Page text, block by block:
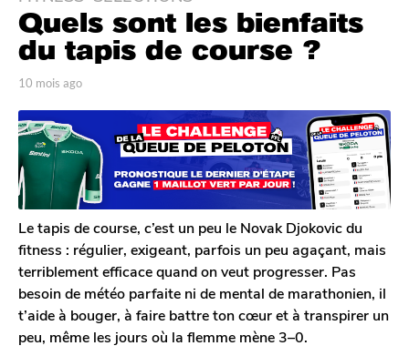
0
m
o
i
a
g
o
1
0
m
o
i
s
a
g
Quels sont les bienfaits
du tapis de course ?
p
r
P
a
u
l
D
u
r
e
l
10 mois ago
o
i
s
a
g
Le tapis de course, c’est un peu le Novak Djokovic du
fitness : régulier, exigeant, parfois un peu agaçant, mais
terriblement efficace quand on veut progresser. Pas
besoin de météo parfaite ni de mental de marathonien, il
t’aide à bouger, à faire battre ton cœur et à transpirer un
peu, même les jours où la flemme mène 3–0.